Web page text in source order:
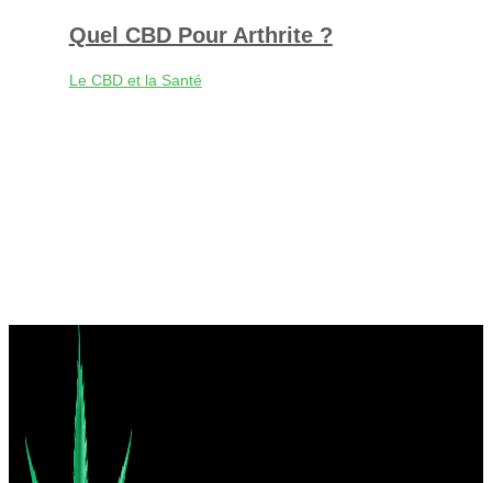
Quel CBD Pour Arthrite ?
Le CBD et la Santé